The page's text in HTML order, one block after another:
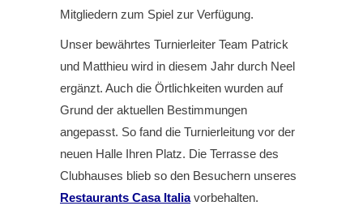
Mitgliedern zum Spiel zur Verfügung.
Unser bewährtes Turnierleiter Team Patrick
und Matthieu wird in diesem Jahr durch Neel
ergänzt. Auch die Örtlichkeiten wurden auf
Grund der aktuellen Bestimmungen
angepasst. So fand die Turnierleitung vor der
neuen Halle Ihren Platz. Die Terrasse des
Clubhauses blieb so den Besuchern unseres
Restaurants Casa Italiavorbehalten.